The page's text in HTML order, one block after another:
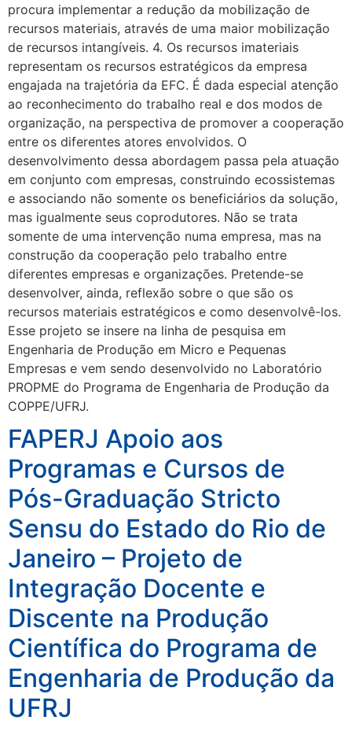
procura implementar a redução da mobilização de
recursos materiais, através de uma maior mobilização
de recursos intangíveis. 4. Os recursos imateriais
representam os recursos estratégicos da empresa
engajada na trajetória da EFC. É dada especial atenção
ao reconhecimento do trabalho real e dos modos de
organização, na perspectiva de promover a cooperação
entre os diferentes atores envolvidos. O
desenvolvimento dessa abordagem passa pela atuação
em conjunto com empresas, construindo ecossistemas
e associando não somente os beneficiários da solução,
mas igualmente seus coprodutores. Não se trata
somente de uma intervenção numa empresa, mas na
construção da cooperação pelo trabalho entre
diferentes empresas e organizações. Pretende-se
desenvolver, ainda, reflexão sobre o que são os
recursos materiais estratégicos e como desenvolvê-los.
Esse projeto se insere na linha de pesquisa em
Engenharia de Produção em Micro e Pequenas
Empresas e vem sendo desenvolvido no Laboratório
PROPME do Programa de Engenharia de Produção da
COPPE/UFRJ.
FAPERJ Apoio aos
Programas e Cursos de
Pós-Graduação Stricto
Sensu do Estado do Rio de
Janeiro – Projeto de
Integração Docente e
Discente na Produção
Científica do Programa de
Engenharia de Produção da
UFRJ